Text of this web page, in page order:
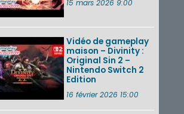
15 mars 2026 9:00
Vidéo de gameplay
maison – Divinity :
Original Sin 2 –
Nintendo Switch 2
Edition
16 février 2026 15:00